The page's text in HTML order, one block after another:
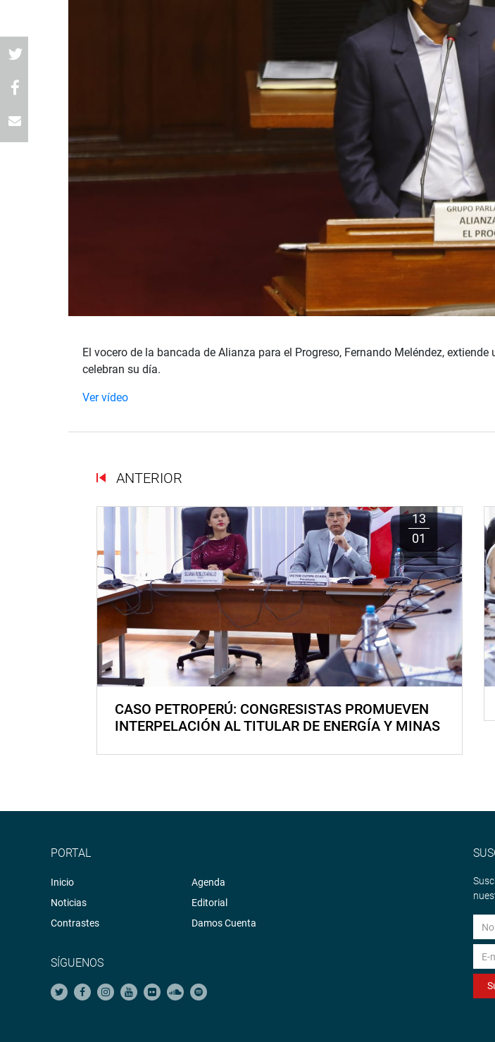
El vocero de la bancada de Alianza para el Progreso, Fernando Meléndez,
celebran su día.
Ver vídeo
ANTERIOR
13
01
CASO PETROPERÚ: CONGRESISTAS PROMUEVEN
INTERPELACIÓN AL TITULAR DE ENERGÍA Y MINAS
PORTAL
Inicio
Noticias
Contrastes
Agenda
Editorial
Damos Cuenta
SÍGUENOS